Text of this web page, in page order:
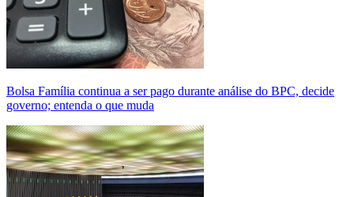
Bolsa Família continua a ser pago durante análise do BPC, decide
governo; entenda o que muda